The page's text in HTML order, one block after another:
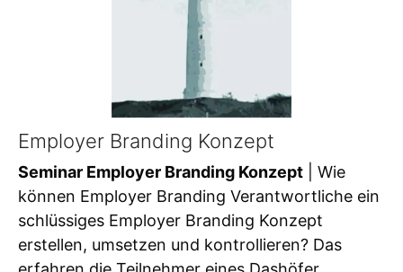
Employer Branding Konzept
Seminar Employer Branding Konzept | Wie
können Employer Branding Verantwortliche ein
schlüssiges Employer Branding Konzept
erstellen, umsetzen und kontrollieren? Das